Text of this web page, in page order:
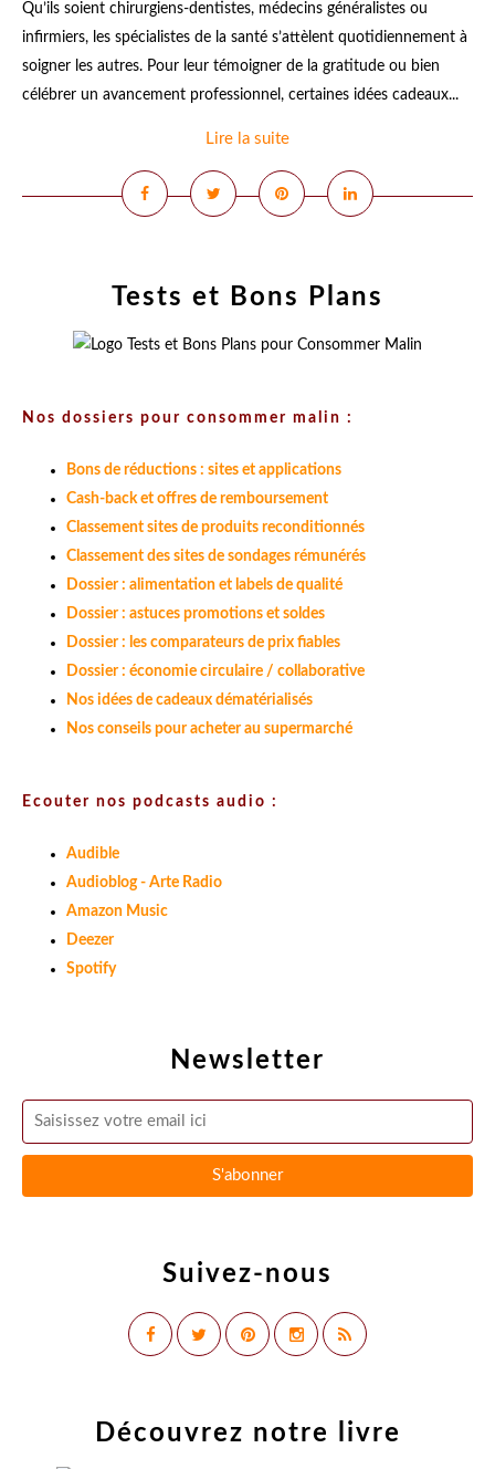
Qu’ils soient chirurgiens-dentistes, médecins généralistes ou
infirmiers, les spécialistes de la santé s’attèlent quotidiennement à
soigner les autres. Pour leur témoigner de la gratitude ou bien
célébrer un avancement professionnel, certaines idées cadeaux...
Lire la suite
Newsletter
Suivez-nous
Tests et Bons Plans
Nos dossiers pour consommer malin :
Bons de réductions : sites et applications
Cash-back et offres de remboursement
Classement sites de produits reconditionnés
Classement des sites de sondages rémunérés
Dossier : alimentation et labels de qualité
Dossier : astuces promotions et soldes
Dossier : les comparateurs de prix fiables
Dossier : économie circulaire / collaborative
Nos idées de cadeaux dématérialisés
Nos conseils pour acheter au supermarché
Ecouter nos podcasts audio :
Audible
Audioblog - Arte Radio
Amazon Music
Deezer
Spotify
Découvrez notre livre